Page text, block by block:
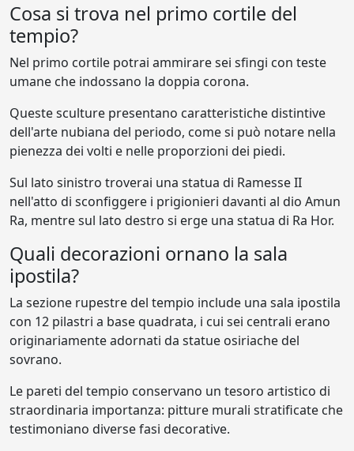
Cosa si trova nel primo cortile del
tempio?
Nel primo cortile potrai ammirare sei sfingi con teste
umane che indossano la doppia corona.
Queste sculture presentano caratteristiche distintive
dell'arte nubiana del periodo, come si può notare nella
pienezza dei volti e nelle proporzioni dei piedi.
Sul lato sinistro troverai una statua di Ramesse II
nell'atto di sconfiggere i prigionieri davanti al dio Amun
Ra, mentre sul lato destro si erge una statua di Ra Hor.
Quali decorazioni ornano la sala
ipostila?
La sezione rupestre del tempio include una sala ipostila
con 12 pilastri a base quadrata, i cui sei centrali erano
originariamente adornati da statue osiriache del
sovrano.
Le pareti del tempio conservano un tesoro artistico di
straordinaria importanza: pitture murali stratificate che
testimoniano diverse fasi decorative.